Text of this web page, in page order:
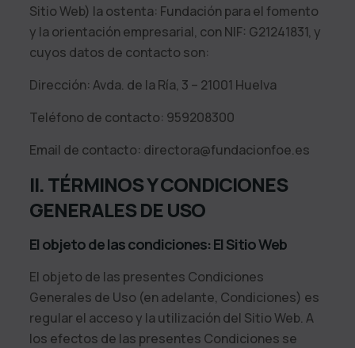
Sitio Web) la ostenta: Fundación para el fomento
y la orientación empresarial, con NIF: G21241831, y
cuyos datos de contacto son:
Dirección:Avda. de la Ría, 3 – 21001 Huelva
Teléfono de contacto: 959208300
Email de contacto: directora@fundacionfoe.es
II. TÉRMINOS Y CONDICIONES
GENERALES DE USO
El objeto de las condiciones: El Sitio Web
El objeto de las presentes Condiciones
Generales de Uso (en adelante, Condiciones) es
regular el acceso y la utilización del Sitio Web. A
los efectos de las presentes Condiciones se